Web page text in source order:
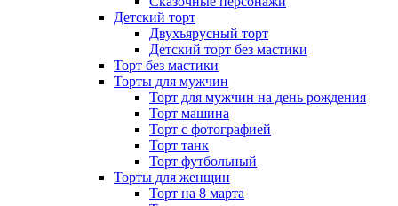
Детский торт
Двухъярусный торт
Детский торт без мастики
Торт без мастики
Торты для мужчин
Торт для мужчин на день рождения
Торт машина
Торт с фотографией
Торт танк
Торт футбольный
Торты для женщин
Торт на 8 марта